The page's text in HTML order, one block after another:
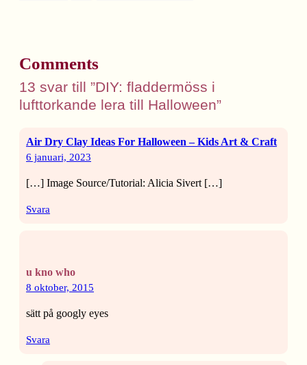
Comments
13 svar till ”DIY: fladdermöss i
lufttorkande lera till Halloween”
Air Dry Clay Ideas For Halloween – Kids Art & Craft
6 januari, 2023
[…] Image Source/Tutorial: Alicia Sivert […]
Svara
u kno who
8 oktober, 2015
sätt på googly eyes
Svara